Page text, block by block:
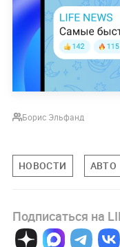
Борис Эльфанд
НОВОСТИ АВТО
Подписаться на